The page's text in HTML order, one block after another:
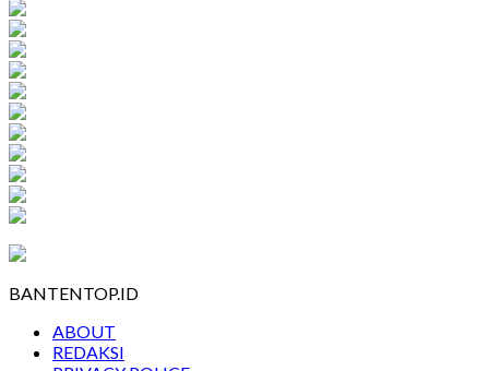
BANTENTOP.ID
ABOUT
REDAKSI